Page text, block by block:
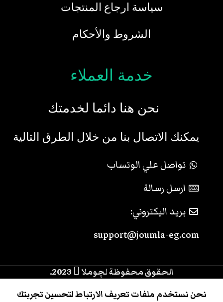
سياسة ارجاع المنتجات
الشروط والأحكام
خدمة العملاء
نحن هنا دائما لخدمتك
يمكنك الاتصال بنا من خلال الطرق التالية
تواصل علي الوتساب
ارسل رسالة
بريد اليكتروني:
support@joumla-eg.com
الحقوق محفوظة لچوملا
نحن نستخدم ملفات تعريف الارتباط لتحسين تجربتك
المتجرحسابي
سلة المشتريات
القائمة